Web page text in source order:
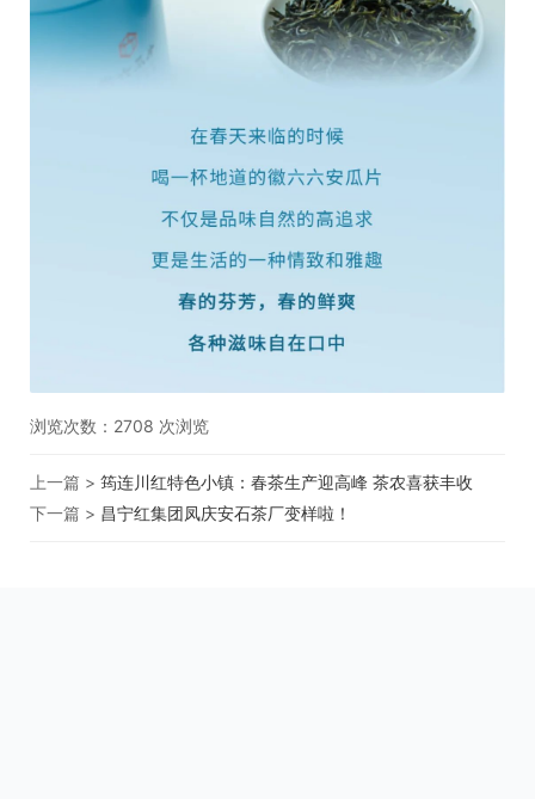
浏览次数： 2708 次浏览
上一篇 > 筠连川红特色小镇：春茶生产迎高峰 茶农喜获丰收
下一篇 > 昌宁红集团凤庆安石茶厂变样啦！